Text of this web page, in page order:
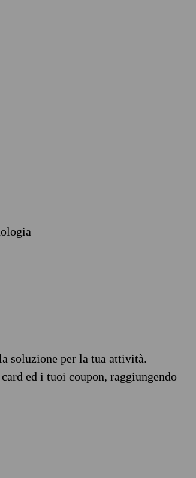
soluzione per la tua attività.
ed i tuoi coupon, raggiungendo